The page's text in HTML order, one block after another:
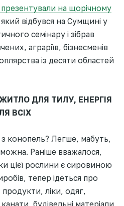
на щорічному
відбувся на Сумщині у
семінару і зібрав
аграріїв, бізнесменів
із десяти областей
ДЛЯ ТИЛУ, ЕНЕРГІЯ
ВСІХ
конопель? Легше, мабуть,
Раніше вважалося,
цієї рослини є сировиною
тепер ідеться про
продукти, ліки, одяг,
будівельні матеріали